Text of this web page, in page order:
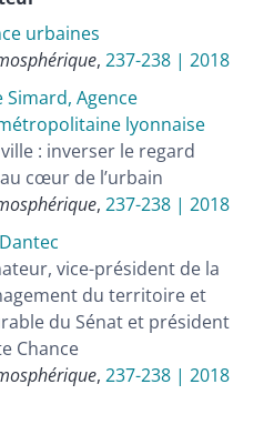
urbaines
, 237-238 | 2018
Simard, Agence
lyonnaise
: inverser le regard
cœur de l’urbain
, 237-238 | 2018
vice-président de la
du territoire et
du Sénat et président
Chance
, 237-238 | 2018